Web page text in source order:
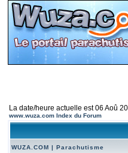
La date/heure actuelle est 06 Aoû
www.wuza.com Index du Forum
WUZA.COM | Parachutisme